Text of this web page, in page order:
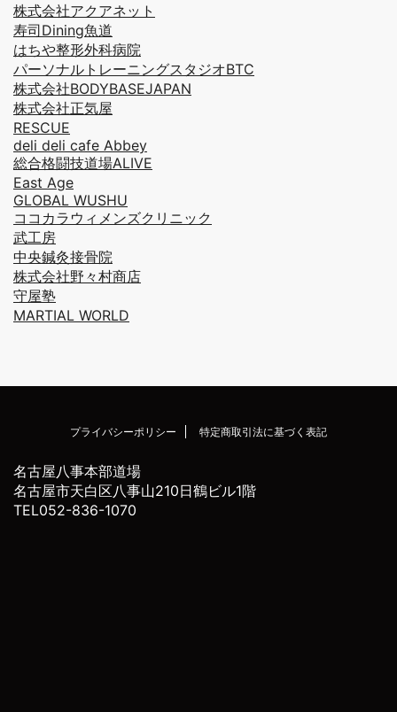
株式会社アクアネット
寿司Dining魚道
はちや整形外科病院
パーソナルトレーニングスタジオBTC
株式会社BODYBASEJAPAN
株式会社正気屋
RESCUE
deli deli cafe Abbey
総合格闘技道場ALIVE
East Age
GLOBAL WUSHU
ココカラウィメンズクリニック
武工房
中央鍼灸接骨院
株式会社野々村商店
守屋塾
MARTIAL WORLD
プライバシーポリシー 特定商取引法に基づく表記
名古屋八事本部道場
名古屋市天白区八事山210日鶴ビル1階
TEL052-836-1070